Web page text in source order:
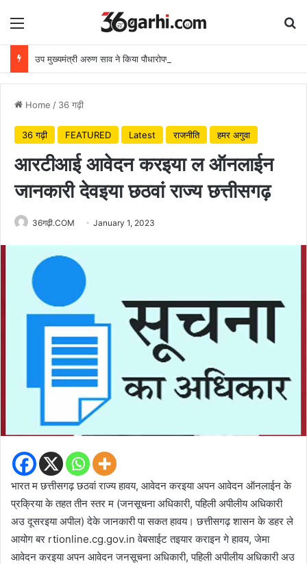
Menu
Home / 36 गढ़ी
36 गढ़ी FEATURED Latest राजनीति हमर अगुवा
आरटीआई आवेदन करइया ल ऑनलाईन
जानकारी देवइया छठवां राज्य छत्तीसगढ़
36गढ़ी.COM January 1, 2023
भारत म छत्तीसगढ़ छठवां राज्य हावय, आवेदन करइया अपन आवेदन ऑनलाईन के
प्रक्रिया के तहत तीन स्तर म (जनसूचना अधिकारी, पहिली अपीलीय अधिकारी
अउ दूसरइया अपील) देके जानकारी पा सकत हावय। छत्तीसगढ़ शासन के डहर ले
आयोग बर rtionline.cg.gov.in वेबसाईट तइयार कराइन गे हावय, जेमा
आवेदन करइया अपन आवेदन जनसूचना अधिकारी, पहिली अपीलीय अधिकारी अउ